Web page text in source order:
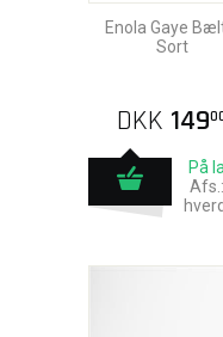
Enola Gaye
Sort
DKK 149
På